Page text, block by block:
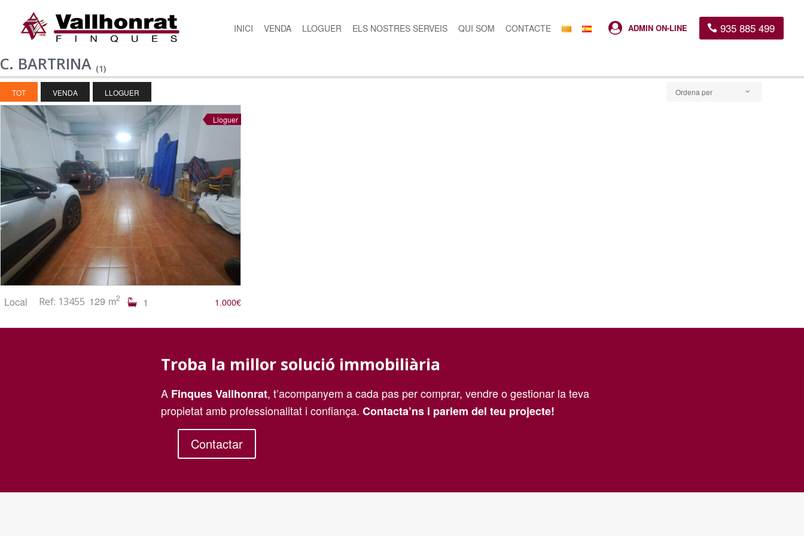
INICI VENDA LLOGUER ELS NOSTRES SERVEIS QUI SOM CONTACTE  ADMIN ON-LINE 935 885 499
C. BARTRINA (1)
TOT VENDA LLOGUER Ordena per
Lloguer
Local 1.000€
Ref: 13455 129 m2 1
Troba la millor solució immobiliària
A Finques Vallhonrat, t’acompanyem a cada pas per comprar, vendre o gestionar la teva
propietat amb professionalitat i confiança. Contacta’ns i parlem del teu projecte!
Contactar